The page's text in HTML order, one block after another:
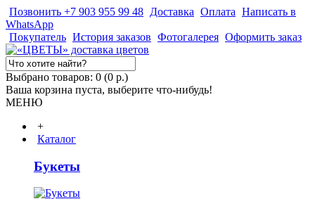
Позвонить +7 903 955 99 48 Доставка Оплата Написать в
WhatsApp
Покупатель История заказов Фотогалерея Оформить заказ
Выбрано товаров: 0 (0 р.)
Ваша корзина пуста, выберите что-нибудь!
МЕНЮ
+
Каталог
Букеты